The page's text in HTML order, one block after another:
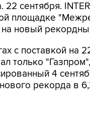
22 сентября.
площадке
новый
с поставкой на
только
4
рекорда в